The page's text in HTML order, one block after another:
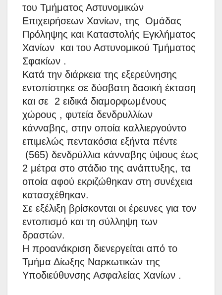
του Τμήματος Αστυνομικών
Επιχειρήσεων Χανίων, της Ομάδας
Πρόληψης και Καταστολής Εγκλήματος
Χανίων και του Αστυνομικού Τμήματος
Σφακίων .
Κατά την διάρκεια της εξερεύνησης
εντοπίστηκε σε δύσβατη δασική έκταση
και σε 2 ειδικά διαμορφωμένους
χώρους , φυτεία δενδρυλλίων
κάνναβης, στην οποία καλλιεργούντο
επιμελώς πεντακόσια εξήντα πέντε
(565) δενδρύλλια κάνναβης ύψους έως
2 μέτρα στο στάδιο της ανάπτυξης, τα
οποία αφού εκριζώθηκαν στη συνέχεια
κατασχέθηκαν.
Σε εξέλιξη βρίσκονται οι έρευνες για τον
εντοπισμό και τη σύλληψη των
δραστών.
Η προανάκριση διενεργείται από το
Τμήμα Δίωξης Ναρκωτικών της
Υποδιεύθυνσης Ασφαλείας Χανίων .